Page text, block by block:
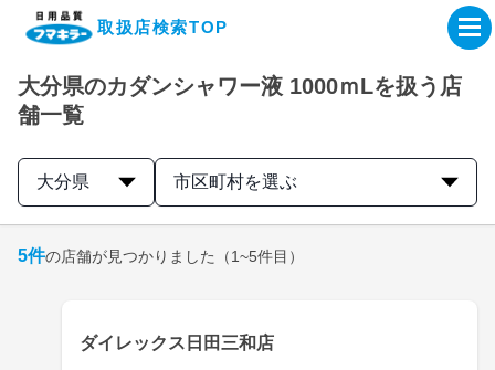
取扱店検索TOP
企業・IR情報サイト
製品情報サイト
取扱店検索はこちら
大分県のカダンシャワー液 1000ｍLを扱う店
舗一覧
大分県 市区町村を選ぶ
5件の店舗が見つかりました （1~5件目）
ダイレックス日田三和店